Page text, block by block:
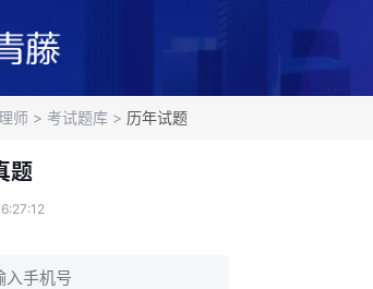
师 > 考试题库 > 历年试题
题